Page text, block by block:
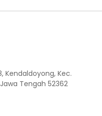
Kendaldoyong, Kec.
Tengah 52362